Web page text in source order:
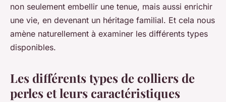
non seulement embellir une tenue, mais aussi enrichir
une vie, en devenant un héritage familial. Et cela nous
amène naturellement à examiner les différents types
disponibles.
Les différents types de colliers de
perles et leurs caractéristiques